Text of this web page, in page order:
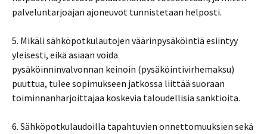
palveluntarjoajan ajoneuvot tunnistetaan helposti.
5. Mikäli sähköpotkulautojen väärinpysäköintiä esiintyy
yleisesti, eikä asiaan voida
pysäköinninvalvonnan keinoin (pysäköintivirhemaksu)
puuttua, tulee sopimukseen jatkossa liittää suoraan
toiminnanharjoittajaa koskevia taloudellisia sanktioita.
6. Sähköpotkulaudoilla tapahtuvien onnettomuuksien sekä